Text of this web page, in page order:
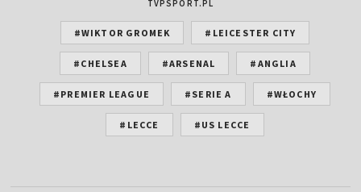
TVPSPORT.PL
#WIKTOR GROMEK #LEICESTER CITY
#CHELSEA #ARSENAL #ANGLIA
#PREMIER LEAGUE #SERIE A #WŁOCHY
#LECCE #US LECCE